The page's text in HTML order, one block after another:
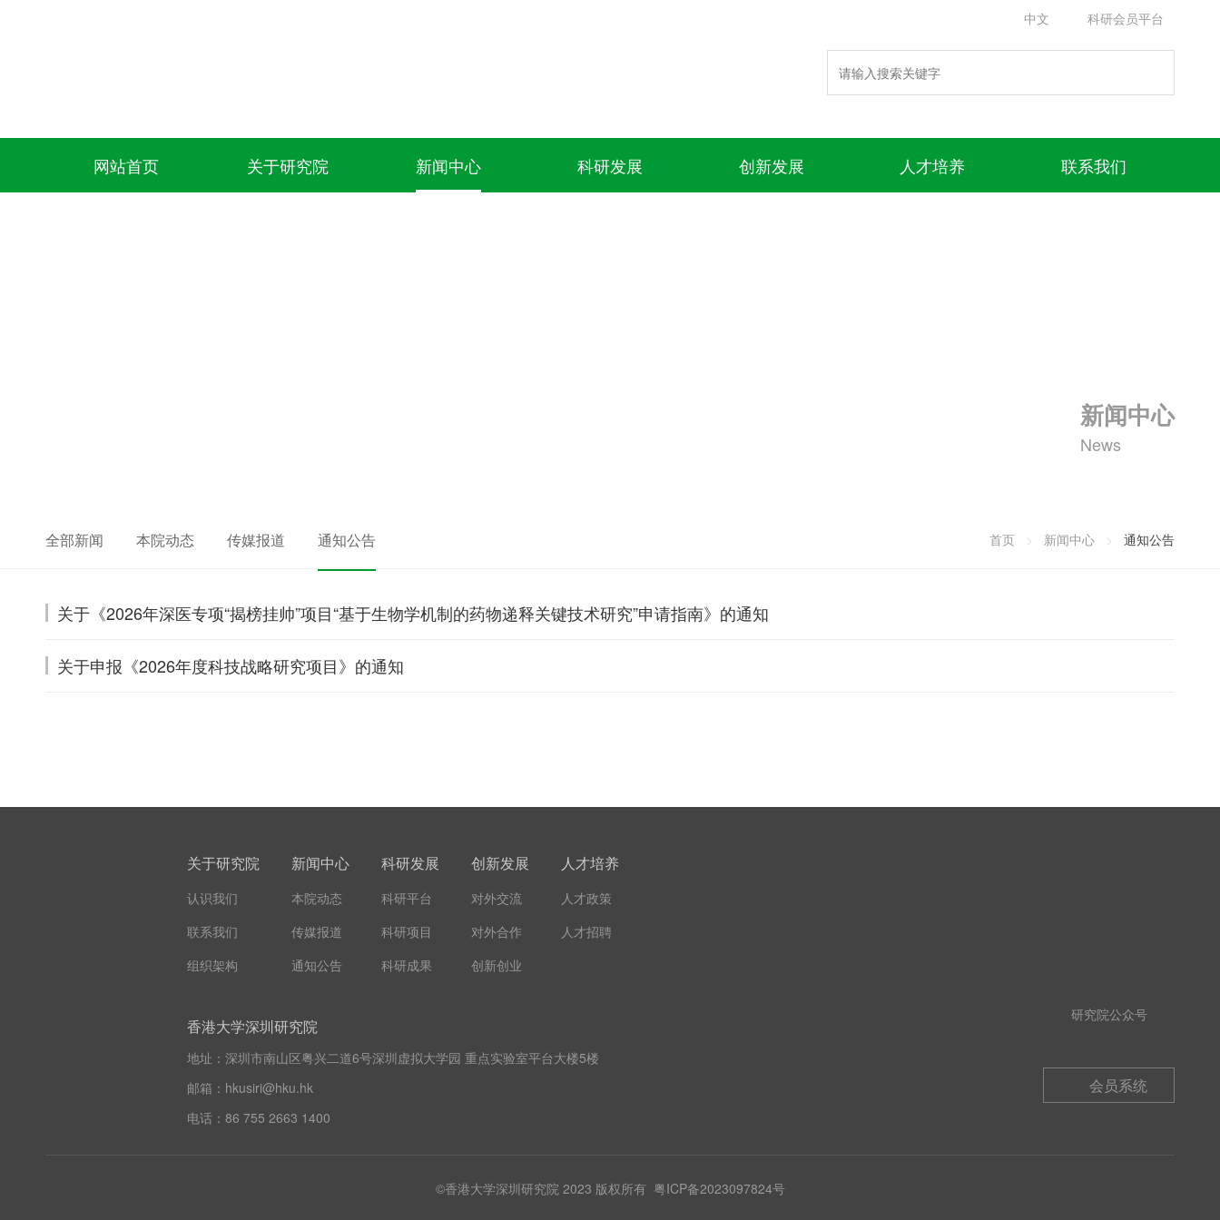
中文 科研会员平台
网站首页 关于研究院 新闻中心 科研发展 创新发展 人才培养 联系我们
新闻中心
News
全部新闻 本院动态 传媒报道 通知公告 首页 > 新闻中心 > 通知公告
关于《2026年深医专项“揭榜挂帅”项目“基于生物学机制的药物递释关键技术研究”申请指南》的通知
关于申报《2026年度科技战略研究项目》的通知
关于研究院
认识我们
联系我们
组织架构
新闻中心
本院动态
传媒报道
通知公告
科研发展
科研平台
科研项目
科研成果
创新发展
对外交流
对外合作
创新创业
人才培养
人才政策
人才招聘
香港大学深圳研究院
地址：深圳市南山区粤兴二道6号深圳虚拟大学园 重点实验室平台大楼5楼
邮箱：hkusiri@hku.hk
电话：86 755 2663 1400
研究院公众号
会员系统
©香港大学深圳研究院 2023 版权所有 粤ICP备2023097824号